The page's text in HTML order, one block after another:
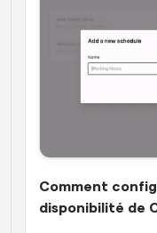
Comment
disponibilité de